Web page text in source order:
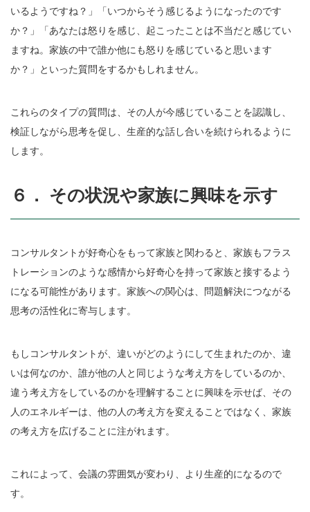
いるようですね？」「いつからそう感じるようになったのです
か？」「あなたは怒りを感じ、起こったことは不当だと感じてい
ますね。家族の中で誰か他にも怒りを感じていると思います
か？」といった質問をするかもしれません。
これらのタイプの質問は、その人が今感じていることを認識し、
検証しながら思考を促し、生産的な話し合いを続けられるように
します。
６． その状況や家族に興味を示す
コンサルタントが好奇心をもって家族と関わると、家族もフラス
トレーションのような感情から好奇心を持って家族と接するよう
になる可能性があります。家族への関心は、問題解決につながる
思考の活性化に寄与します。
もしコンサルタントが、違いがどのようにして生まれたのか、違
いは何なのか、誰が他の人と同じような考え方をしているのか、
違う考え方をしているのかを理解することに興味を示せば、その
人のエネルギーは、他の人の考え方を変えることではなく、家族
の考え方を広げることに注がれます。
これによって、会議の雰囲気が変わり、より生産的になるので
す。